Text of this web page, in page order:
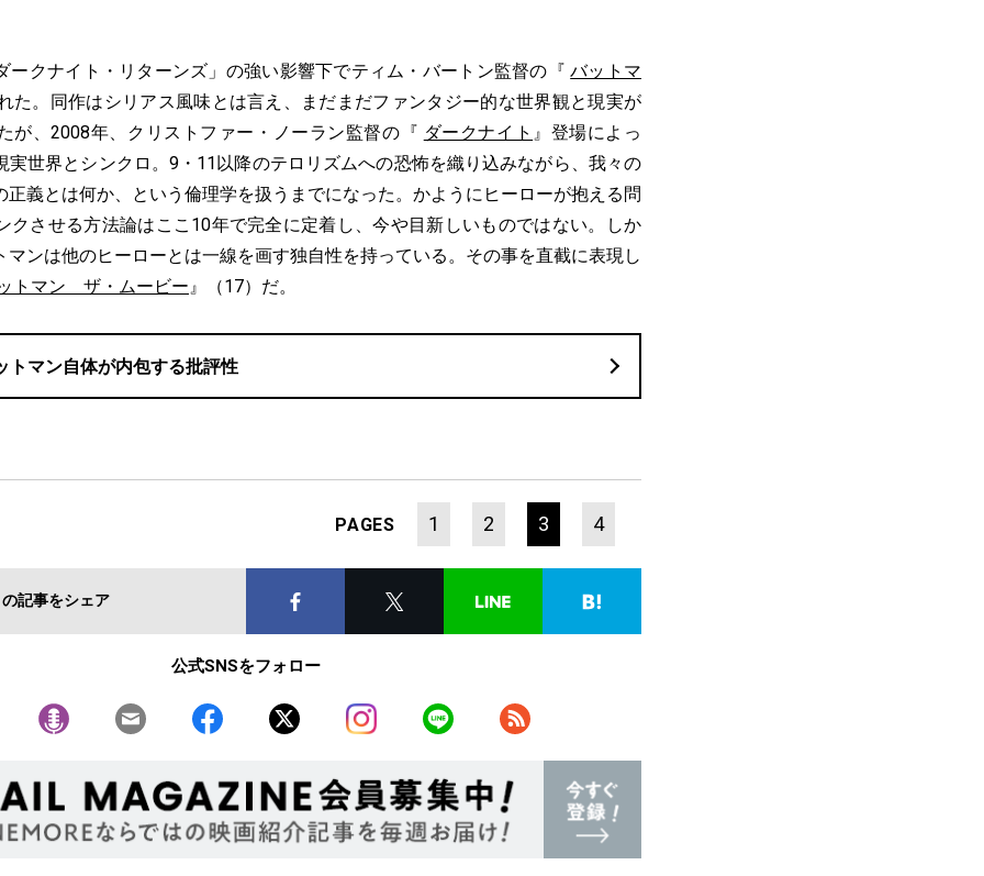
クナイト・リターンズ」の強い影響下でティム・バートン監督の『バットマ
た。同作はシリアス風味とは言え、まだまだファンタジー的な世界観と現実が
が、2008年、クリストファー・ノーラン監督の『 ダークナイト 』登場によっ
実世界とシンクロ。9・11以降のテロリズムへの恐怖を織り込みながら、我々の
正義とは何か、という倫理学を扱うまでになった。かようにヒーローが抱える問
クさせる方法論はここ10年で完全に定着し、今や目新しいものではない。しか
マンは他のヒーローとは一線を画す独自性を持っている。その事を直截に表現し
トマン ザ・ムービー』（17）だ。
トマン自体が内包する批評性
PAGES 1 2 3 4
記事をシェア
公式SNSをフォロー